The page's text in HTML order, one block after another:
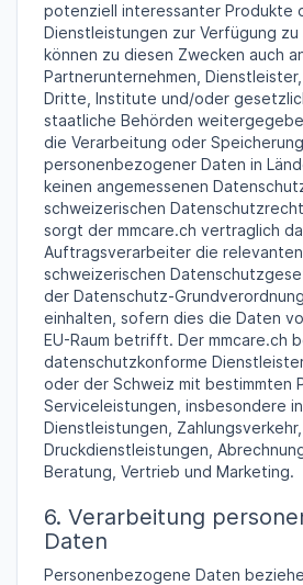
potenziell interessanter Produkte
Dienstleistungen zur Verfügung
können zu diesen Zwecken auch
Partnerunternehmen,
Dritte, Institute und/oder
staatliche Behörden
die Verarbeitung oder Speicherung
personenbezogener Daten in
keinen angemessenen
schweizerischen
sorgt der mmcare.ch vertraglich
Auftragsverarbeiter die
schweizerischen
der Datenschutz-
einhalten, sofern dies die Daten
EU-Raum betrifft. Der mmcare.ch
datenschutzkonforme
oder der Schweiz mit bestimmten
Serviceleistungen, insbesondere
Dienstleistungen, Zahlungsverkehr,
Druckdienstleistungen,
Beratung, Vertrieb und Marketing.
6. Verarbeitung
Daten
Personenbezogene Daten